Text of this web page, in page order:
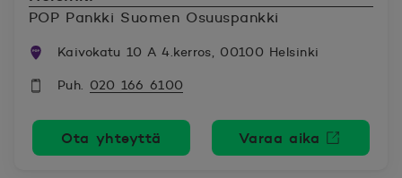
POP Pankki Suomen Osuuspankki
Kaivokatu 10 A 4.kerros, 00100 Helsinki
Puh. 020 166 6100
Ota yhteyttä Varaa aika
Avautuu